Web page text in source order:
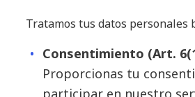
Tratamos tus datos personales
Consentimiento (Art.
Proporcionas tu
participar en nuestro